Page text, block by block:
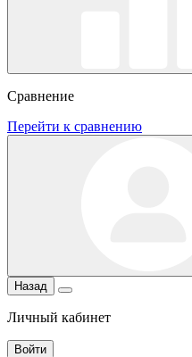
Сравнение
Перейти к сравнению
Назад
Личный кабинет
Войти